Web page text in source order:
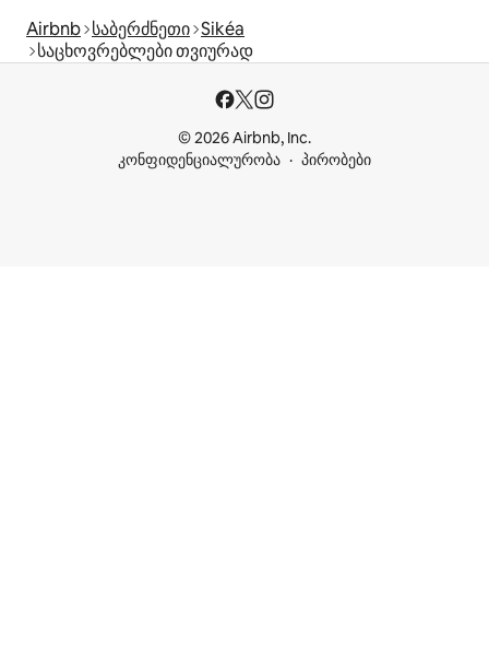
Airbnb საბერძნეთი Sikéa
საცხოვრებლები თვიურად
© 2026 Airbnb, Inc.
კონფიდენციალურობა
პირობები